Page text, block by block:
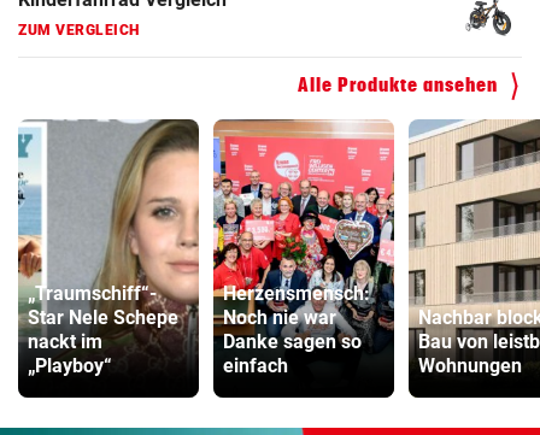
ZUM VERGLEICH
Alle Produkte ansehen
„Traumschiff“-
Star Nele Schepe
nackt im
„Playboy“
Herzensmensch:
Noch nie war
Danke sagen so
einfach
Nachbar
Bau von
Wohnungen